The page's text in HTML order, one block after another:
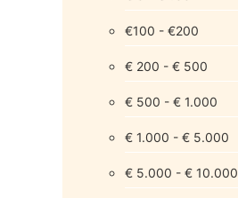
€100 - €200
€ 200 - € 500
€ 500 - € 1.000
€ 1.000 - € 5.000
€ 5.000 - € 10.000